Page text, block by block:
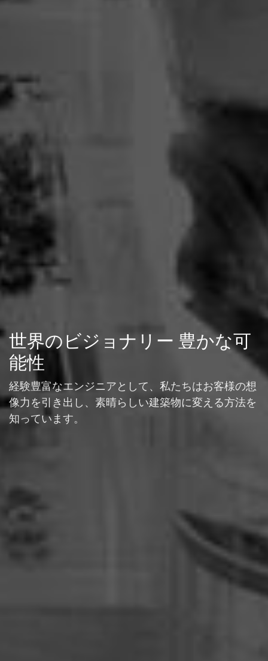
世界の ビジ ョ ナ リ ー 豊かな可
能性
経験豊富なエンジニアとして、私たちはお客様の想
像力を引き出し、素晴らしい建築物に変える方法を
知っています。